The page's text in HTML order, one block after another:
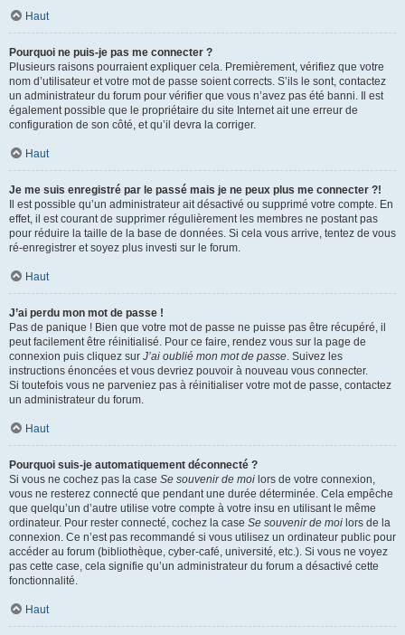
Haut
Pourquoi ne puis-je pas me connecter ?
Plusieurs raisons pourraient expliquer cela. Premièrement, vérifiez que votre
nom d’utilisateur et votre mot de passe soient corrects. S’ils le sont, contactez
un administrateur du forum pour vérifier que vous n’avez pas été banni. Il est
également possible que le propriétaire du site Internet ait une erreur de
configuration de son côté, et qu’il devra la corriger.
Haut
Je me suis enregistré par le passé mais je ne peux plus me connecter ?!
Il est possible qu’un administrateur ait désactivé ou supprimé votre compte. En
effet, il est courant de supprimer régulièrement les membres ne postant pas
pour réduire la taille de la base de données. Si cela vous arrive, tentez de vous
ré-enregistrer et soyez plus investi sur le forum.
Haut
J’ai perdu mon mot de passe !
Pas de panique ! Bien que votre mot de passe ne puisse pas être récupéré, il
peut facilement être réinitialisé. Pour ce faire, rendez vous sur la page de
connexion puis cliquez sur J’ai oublié mon mot de passe. Suivez les
instructions énoncées et vous devriez pouvoir à nouveau vous connecter.
Si toutefois vous ne parveniez pas à réinitialiser votre mot de passe, contactez
un administrateur du forum.
Haut
Pourquoi suis-je automatiquement déconnecté ?
Si vous ne cochez pas la case Se souvenir de moi lors de votre connexion,
vous ne resterez connecté que pendant une durée déterminée. Cela empêche
que quelqu’un d’autre utilise votre compte à votre insu en utilisant le même
ordinateur. Pour rester connecté, cochez la case Se souvenir de moi lors de la
connexion. Ce n’est pas recommandé si vous utilisez un ordinateur public pour
accéder au forum (bibliothèque, cyber-café, université, etc.). Si vous ne voyez
pas cette case, cela signifie qu’un administrateur du forum a désactivé cette
fonctionnalité.
Haut